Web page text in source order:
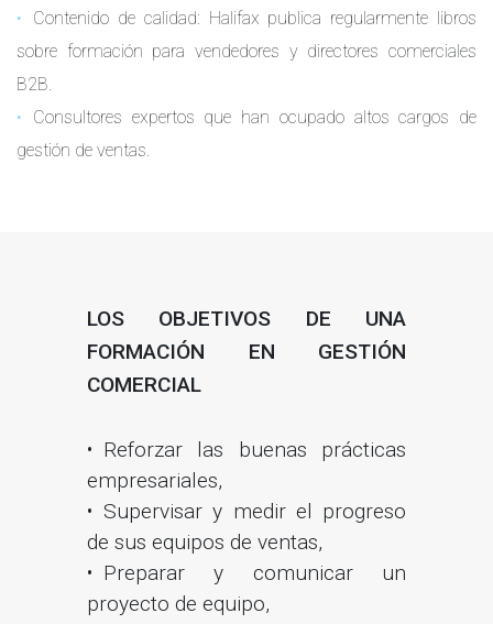
Contenido de calidad: Halifax publica regularmente libros
sobre formación para vendedores y directores comerciales
B2B.
Consultores expertos que han ocupado altos cargos de
gestión de ventas.
LOS OBJETIVOS DE UNA
FORMACIÓN EN GESTIÓN
COMERCIAL
Reforzar las buenas prácticas
empresariales,
Supervisar y medir el progreso
de sus equipos de ventas,
Preparar y comunicar un
proyecto de equipo,